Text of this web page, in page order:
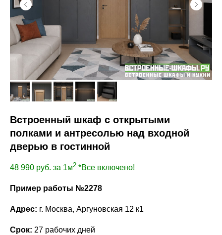
Встроенный шкаф с открытыми
полками и антресолью над входной
дверью в гостинной
48 990 руб. за 1м2 *Все включено!
Пример работы №2278
Адрес: г. Москва, Аргуновская 12 к1
Срок: 27 рабочих дней